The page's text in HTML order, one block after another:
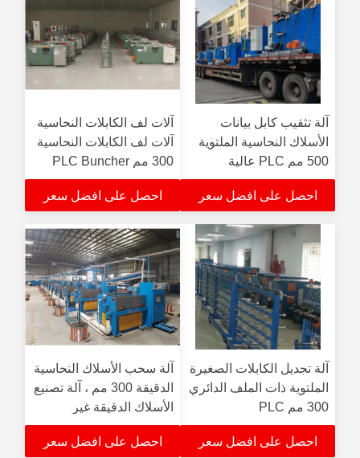
آلة تثقيب كابل بيانات
الأسلاك النحاسية الملتوية
500 مم PLC عالية
السرعة
احصل على افضل سعر
آلات لف الكابلات النحاسية
آلات لف الكابلات النحاسية
300 مم PLC Buncher
احصل على افضل سعر
آلة تجديل الكابلات الصغيرة
الملتوية ذات الملف الدائري
300 مم PLC
احصل على افضل سعر
آلة سحب الأسلاك النحاسية
الدقيقة 300 مم ، آلة تصنيع
الأسلاك الدقيقة غير
المتدرجة
احصل على افضل سعر